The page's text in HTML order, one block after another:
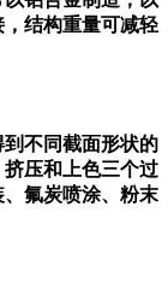
结构重量可减轻
不同截面形状的
压和上色三个过
氟炭喷涂、粉末